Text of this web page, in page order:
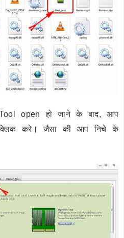
open हो जाने के बाद, आप
करे। जैसा की आप निचे के